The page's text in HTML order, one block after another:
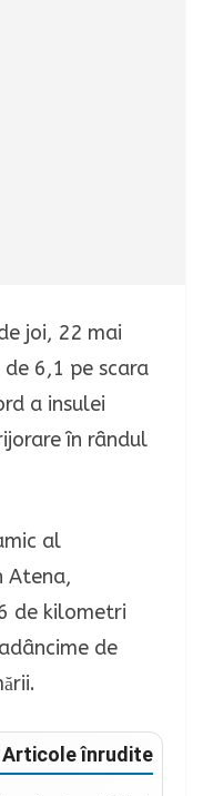
joi, 22 mai
6,1 pe scara
a insulei
în rândul
al
Atena,
de kilometri
de
Articole înrudite